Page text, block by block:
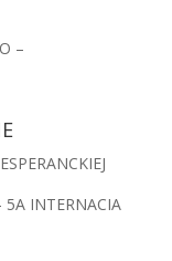
–
5A INTERNACIA